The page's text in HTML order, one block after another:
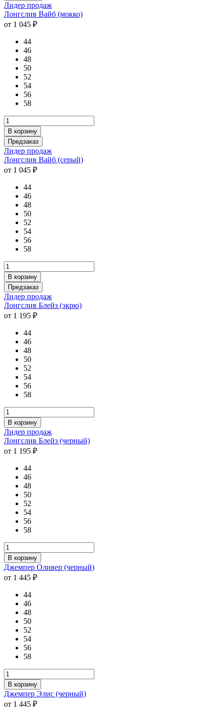
Лидер продаж
Лонгслив Вайб (мокко)
от 1 045 ₽
44
46
48
50
52
54
56
58
В корзину
Предзаказ
Лидер продаж
Лонгслив Вайб (серый)
от 1 045 ₽
44
46
48
50
52
54
56
58
В корзину
Предзаказ
Лидер продаж
Лонгслив Блейз (экрю)
от 1 195 ₽
44
46
48
50
52
54
56
58
В корзину
Лидер продаж
Лонгслив Блейз (черный)
от 1 195 ₽
44
46
48
50
52
54
56
58
В корзину
Джемпер Оливер (черный)
от 1 445 ₽
44
46
48
50
52
54
56
58
В корзину
Джемпер Элис (черный)
от 1 445 ₽